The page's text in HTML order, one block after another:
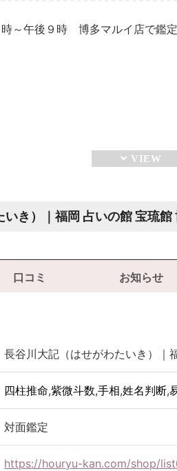
～午後９時 博多マルイ店で鑑
き）｜福岡 占いの館 宝琉
口コミ お知らせ
長谷川大記（はせがわたいき）｜
四柱推命,紫微斗数,手相,姓名判断,
対面鑑定
https://houryu-kan.com/shop/